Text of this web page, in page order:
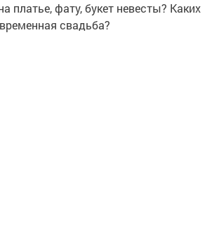
платье, фату, букет невесты? Каких
свадьба?